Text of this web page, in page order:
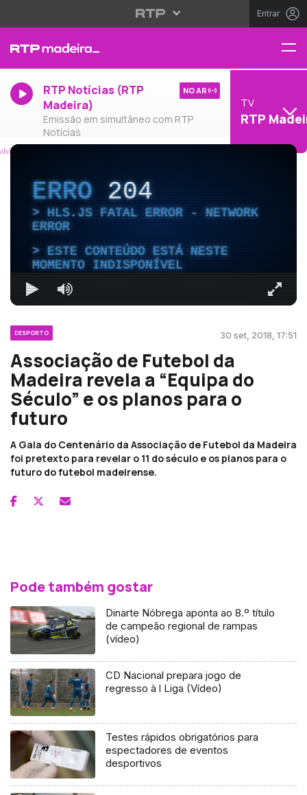
Entrar
RTP Notícias (RTP
Madeira)
Emissão em simultâneo com RTP
Notícias
NO AR
TV
RTP
ERRO204
HLS.JS FATAL ERROR - NETWORK
ERROR
ESTE CONTEÚDO ESTÁ NESTE
MOMENTO INDISPONÍVEL
DESPORTO 30 set, 2018, 17:51
Associação de Futebol da
Madeira revela a “Equipa do
Século” e os planos para o
futuro
A Gala do Centenário da Associação de Futebol da Madeira
foi pretexto para revelar o 11 do século e os planos para o
futuro do futebol madeirense.
Pode também gostar
Dinarte Nóbrega aponta ao 8.º título
de campeão regional de rampas
(vídeo)
CD Nacional prepara jogo de
regresso à l Liga (Vídeo)
Testes rápidos obrigatórios para
espectadores de eventos
desportivos